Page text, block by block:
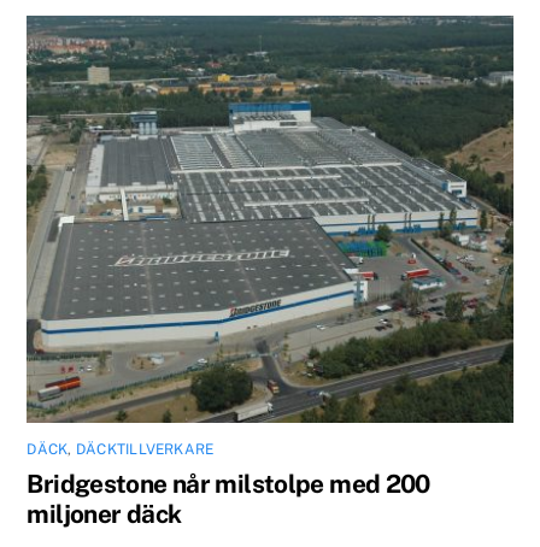
DÄCK, DÄCKTILLVERKARE
Bridgestone når milstolpe med 200
miljoner däck